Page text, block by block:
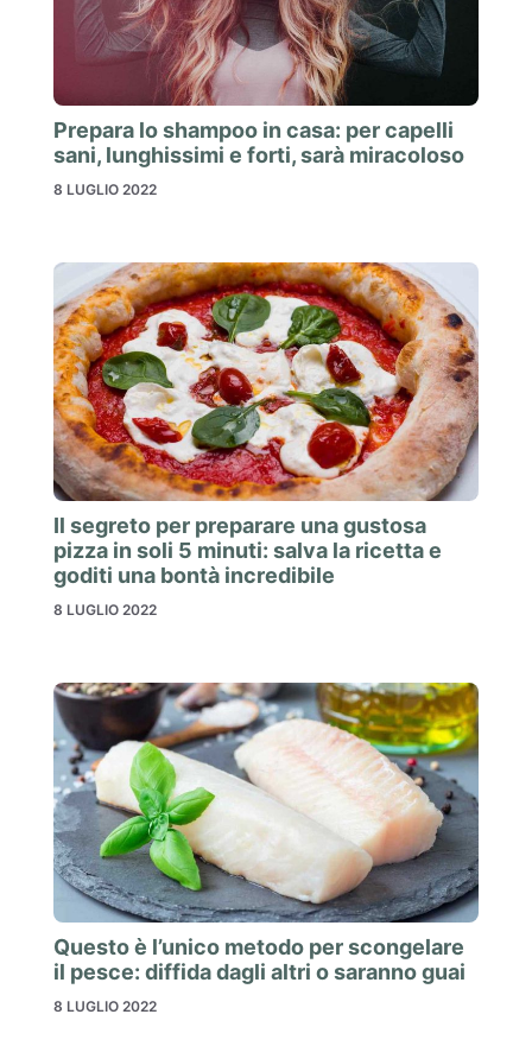
Prepara lo shampoo in casa: per capelli
sani, lunghissimi e forti, sarà miracoloso
8 LUGLIO 2022
Il segreto per preparare una gustosa
pizza in soli 5 minuti: salva la ricetta e
goditi una bontà incredibile
8 LUGLIO 2022
Questo è l’unico metodo per scongelare
il pesce: diffida dagli altri o saranno guai
8 LUGLIO 2022